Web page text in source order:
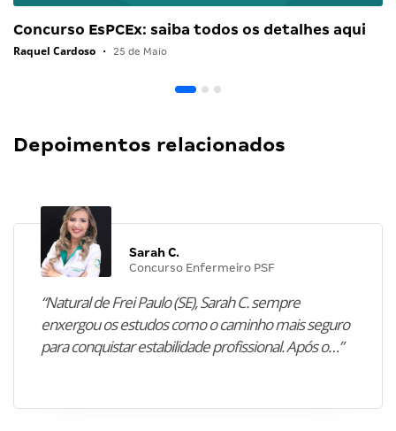
Concurso EsPCEx: saiba todos os detalhes aqui
Raquel Cardoso • 25 de Maio
Depoimentos relacionados
Sarah C.
Concurso Enfermeiro PSF
“Natural de Frei Paulo (SE), Sarah C. sempre
enxergou os estudos como o caminho mais seguro
para conquistar estabilidade profissional. Após o…”